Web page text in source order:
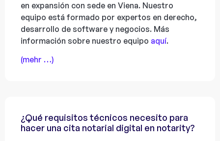
en expansión con sede en Viena. Nuestro
equipo está formado por expertos en derecho,
desarrollo de software y negocios. Más
información sobre nuestro equipo aquí.
(mehr …)
¿Qué requisitos técnicos necesito para
hacer una cita notarial digital en notarity?